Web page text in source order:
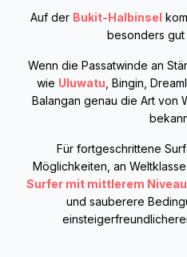
Auf der Bukit-Halbinsel
besonders gut
Wenn die Passatwinde an
wie Uluwatu , Bingin,
Balangan genau die Art von
Für fortgeschrittene
Möglichkeiten, an
Surfer mit mittlerem Niveau
und sauberere